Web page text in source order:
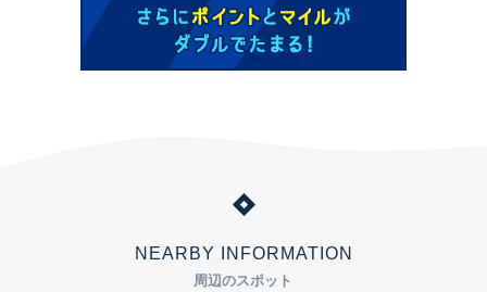
NEARBY INFORMATION
周辺のスポット